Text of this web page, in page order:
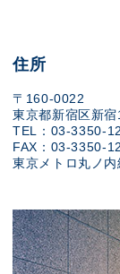
住所
〒160-0022
東京都新宿区新
TEL：03-3350-
FAX：03-3350-
東京メトロ丸ノ